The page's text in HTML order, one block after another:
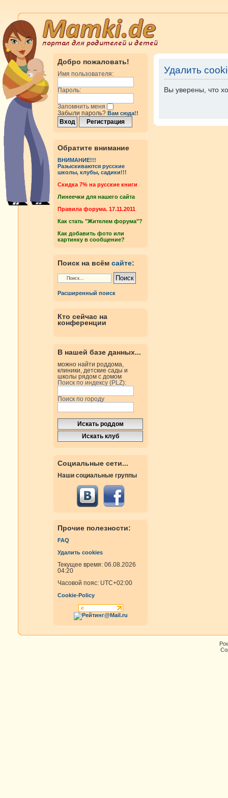
Добро пожаловать!
Имя пользователя:
Пароль:
Запомнить меня
Забыли пароль? Вам сюда!!
Обратите внимание
ВНИМАНИЕ!!!
Разыскиваются русские
школы, клубы, садики!!!
Cкидка 7% на русские книги
Линеечки для нашего сайта
Правила форума. 17.11.2011
Как стать "Жителем форума"?
Как добавить фото или
картинку в сообщение?
Поиск на всём сайте:
Расширенный поиск
Кто сейчас на
конференции
В нашей базе данных...
можно найти роддома,
клиники, детские сады и
школы рядом с домом
Поиск по индексу (PLZ):
Поиск по городу
Социальные сети...
Наши социальные группы
Прочие полезности:
FAQ
Удалить cookies
Текущее время: 06.08.2026
04:20
Часовой пояс: UTC+02:00
Cookie-Policy
Удалить
Вы уверены, что